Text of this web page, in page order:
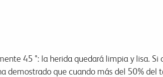
45 °: la herida quedará limpia y lisa.
demostrado que cuando más del 50% del